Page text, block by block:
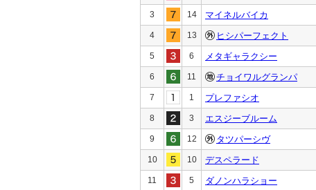
3 14 マイネルバイカ
4 13 ヒシパーフェクト
5 6 メタギャラクシー
6 11 チョイワルグランパ
7 1 プレファシオ
8 3 エスジーブルーム
9 12 タツパーシヴ
10 10 デスペラード
11 5 ダノンハラショー